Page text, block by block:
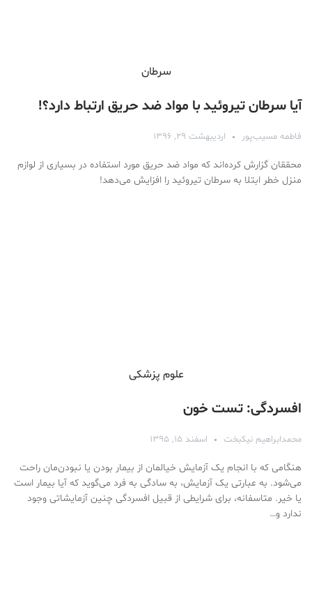
سرطان
آیا سرطان تیروئید با مواد ضد حریق ارتباط دارد؟!
فاطمه مسیب‌پور اردیبهشت ۲۹, ۱۳۹۶
محققان گزارش کرده‌اند که مواد ضد حریق مورد استفاده در بسیاری از لوازم
منزل خطر ابتلا به سرطان تیروئید را افزایش می‌دهد!
علوم پزشكی
افسردگی: تست خون
محمدابراهیم نیکبخت اسفند ۱۵, ۱۳۹۵
هنگامی که با انجام یک آزمایش خیالمان از بیمار بودن یا نبودن‌مان راحت
می‌شود. به عبارتی یک آزمایش، به سادگی به فرد می‎‌گوید که آیا بیمار است
یا خیر. متاسفانه، برای شرایطی از قبیل افسردگی چنین آزمایشاتی وجود
ندارد و…